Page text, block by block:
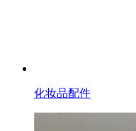
化妆品配件